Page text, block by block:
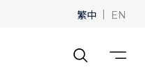
繁中 | EN